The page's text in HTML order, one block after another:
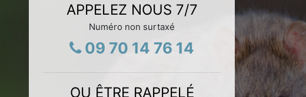
APPELEZ NOUS 7/7
Numéro non surtaxé
09 70 14 76 14
OU ÊTRE RAPPELÉ